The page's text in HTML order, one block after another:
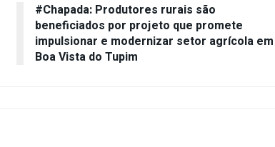
#Chapada: Produtores rurais são
beneficiados por projeto que promete
impulsionar e modernizar setor agrícola em
Boa Vista do Tupim